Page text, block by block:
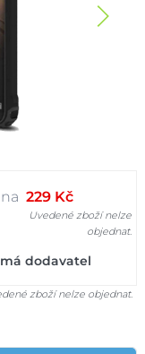
229 Kč
Uvedené zboží nelze
objednat.
dodavatel
zboží nelze objednat.